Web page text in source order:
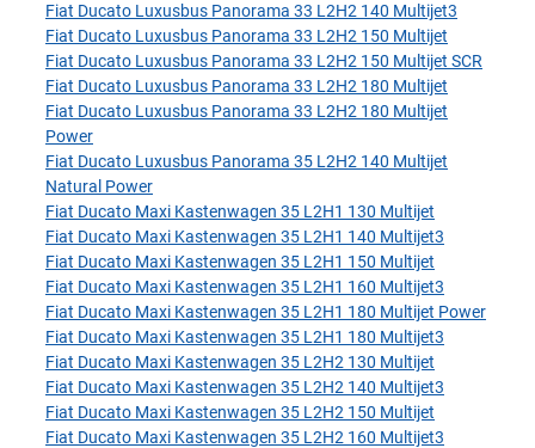
Fiat Ducato Luxusbus Panorama 33 L2H2 140 Multijet3
Fiat Ducato Luxusbus Panorama 33 L2H2 150 Multijet
Fiat Ducato Luxusbus Panorama 33 L2H2 150 Multijet SCR
Fiat Ducato Luxusbus Panorama 33 L2H2 180 Multijet
Fiat Ducato Luxusbus Panorama 33 L2H2 180 Multijet
Power
Fiat Ducato Luxusbus Panorama 35 L2H2 140 Multijet
Natural Power
Fiat Ducato Maxi Kastenwagen 35 L2H1 130 Multijet
Fiat Ducato Maxi Kastenwagen 35 L2H1 140 Multijet3
Fiat Ducato Maxi Kastenwagen 35 L2H1 150 Multijet
Fiat Ducato Maxi Kastenwagen 35 L2H1 160 Multijet3
Fiat Ducato Maxi Kastenwagen 35 L2H1 180 Multijet Power
Fiat Ducato Maxi Kastenwagen 35 L2H1 180 Multijet3
Fiat Ducato Maxi Kastenwagen 35 L2H2 130 Multijet
Fiat Ducato Maxi Kastenwagen 35 L2H2 140 Multijet3
Fiat Ducato Maxi Kastenwagen 35 L2H2 150 Multijet
Fiat Ducato Maxi Kastenwagen 35 L2H2 160 Multijet3